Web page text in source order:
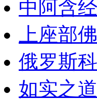
中阿含经
上座部
俄罗斯
如实之